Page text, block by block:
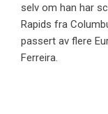
selv om han har
Rapids fra
passert av flere
Ferreira.